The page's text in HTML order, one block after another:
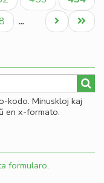
la
paĝo
…
Last
page
Next
page
kodo. Minuskloj kaj
en x-formato.
formularo.